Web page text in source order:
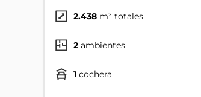
2.438 m² totales
2 ambientes
1 cochera